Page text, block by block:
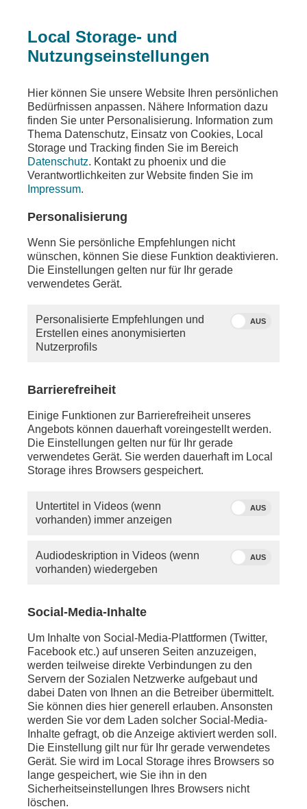
augstein und blome
FREITAG, 17.00 UHR, SAMSTAG, 0.30 UHR,
SONNTAG 11.15 UHR
Was ist rechts, was ist links? Bei Jakob Augstein und
Nikolaus Blome ist das keine Frage, sondern
Konzept. Hier gibt es keine Große Koalition, hier
keine Kompromisse, sondern klare Kante. „augstein
und blome“ ist der ganz persönliche politische
phoenix.
Jakob Augstein(Jahrgang 1967) arbeitete bis 2003
bei der "Süddeutschen Zeitung". Zudem war er als
Autor für die Wochenzeitung "Die Zeit" tätig. Seit
2008 ist er Verleger der Wochenzeitung "der Freitag".
Nikolaus Blome(Jahrgang 1963) war
Wirtschaftsredakteur beim "Tagesspiegel" und
Brüssel-Korrespondent für einige Regionalzeitungen.
Zudem war er stellvertretender Chefredakteur der
"Welt" und Leiter des Hauptstadtbüros der "Bild". Er
war Mitglied der Chefredaktion des SPIEGEL und
Leiter des Spiegel Hauptstadt-Studios. Von
Local Storage- und
Nutzungseinstellungen
Hier können Sie unsere Website Ihren persönlichen
Bedürfnissen anpassen. Nähere Information dazu
finden Sie unter Personalisierung. Information zum
Thema Datenschutz, Einsatz von Cookies, Local
Storage und Tracking finden Sie im Bereich
Datenschutz. Kontakt zu phoenix und die
Verantwortlichkeiten zur Website finden Sie im
Impressum.
Personalisierung
Wenn Sie persönliche Empfehlungen nicht
wünschen, können Sie diese Funktion deaktivieren.
Die Einstellungen gelten nur für Ihr gerade
verwendetes Gerät.
Personalisierte Empfehlungen und
Erstellen eines anonymisierten
Nutzerprofils
AUS
Barrierefreiheit
Einige Funktionen zur Barrierefreiheit unseres
Angebots können dauerhaft voreingestellt werden.
Die Einstellungen gelten nur für Ihr gerade
verwendetes Gerät. Sie werden dauerhaft im Local
Storage ihres Browsers gespeichert.
Untertitel in Videos (wenn
vorhanden) immer anzeigen
AUS
Audiodeskription in Videos (wenn
vorhanden) wiedergeben
AUS
Social-Media-Inhalte
Um Inhalte von Social-Media-Plattformen (Twitter,
Facebook etc.) auf unseren Seiten anzuzeigen,
werden teilweise direkte Verbindungen zu den
Servern der Sozialen Netzwerke aufgebaut und
dabei Daten von Ihnen an die Betreiber übermittelt.
Sie können dies hier generell erlauben. Ansonsten
werden Sie vor dem Laden solcher Social-Media-
Inhalte gefragt, ob die Anzeige aktiviert werden soll.
Die Einstellung gilt nur für Ihr gerade verwendetes
Gerät. Sie wird im Local Storage ihres Browsers so
lange gespeichert, wie Sie ihn in den
Sicherheitseinstellungen Ihres Browsers nicht
löschen.